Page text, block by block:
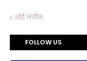
थोडे नवीन
FOLLOW US